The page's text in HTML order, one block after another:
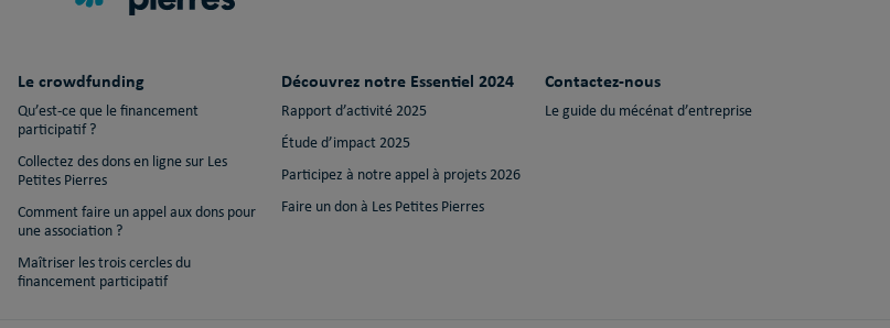
Le crowdfunding
Qu’est-ce que le financement
participatif ?
Collectez des dons en ligne sur Les
Petites Pierres
Comment faire un appel aux dons pour
une association ?
Maîtriser les trois cercles du
financement participatif
Découvrez notre Essentiel 2024
Rapport d’activité 2025
Étude d’impact 2025
Participez à notre appel à projets 2026
Faire un don à Les Petites Pierres
Contactez-nous
Le guide du mécénat d’entreprise